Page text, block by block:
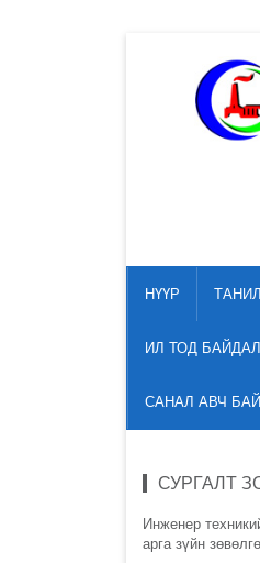
НҮҮР
ИЛ ТОД БАЙДАЛ
САНАЛ АВЧ
СУРГАЛТ
Инженер
арга зүйн